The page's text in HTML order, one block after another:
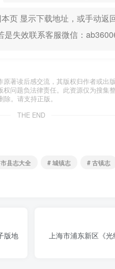
页 显示下载地址，或手动返
是失效联系客服微信：
著读后感交流，其版权归作者或出
问题负法律责任。此资源仅为搜集
。请支持正版。
THE END
县志大全 # 城镇志 # 古镇志
版地
上海市浦东新区《